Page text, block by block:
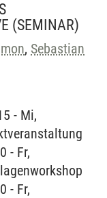
(SEMINAR)
, Sebastian
- Mi,
- Fr,
- Fr,